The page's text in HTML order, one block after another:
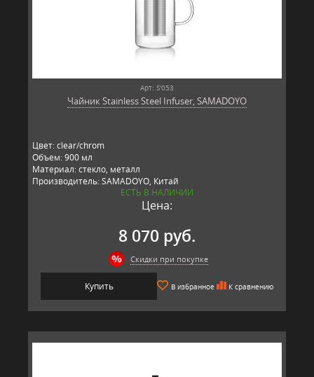
Арт: S'053
Чайник Stainless Steel Infuser, SAMADOYO
Цвет: clear/chrom
Объем: 900 мл
Материал: стекло, металл
Производитель: SAMADOYO, Китай
ЕСТЬ В НАЛИЧИИ
Цена:
8 070 руб.
Скидки при покупке
Купить В избранное К сравнению